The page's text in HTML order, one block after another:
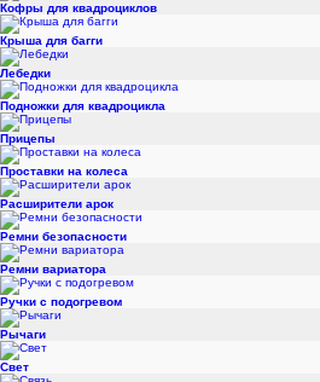
Кофры для квадроциклов
Крыша для багги
Лебедки
Подножки для квадроцикла
Прицепы
Проставки на колеса
Расширители арок
Ремни безопасности
Ремни вариатора
Ручки с подогревом
Рычаги
Свет